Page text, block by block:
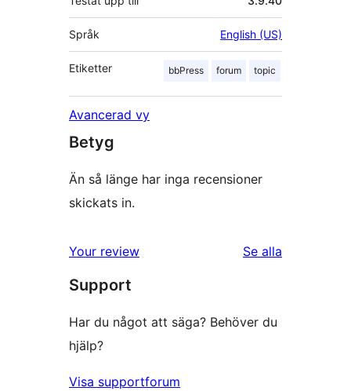
Språk English (US)
Etiketter bbPress forum topic
Avancerad vy
Betyg
Än så länge har inga recensioner
skickats in.
Your review Se alla
Support
Har du något att säga? Behöver du
hjälp?
Visa supportforum